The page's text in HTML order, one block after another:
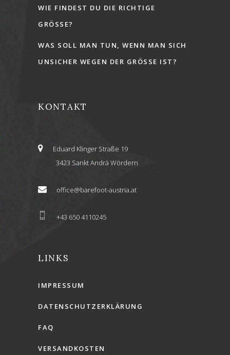
WIE FINDEST DU DIE RICHTIGE
GRÖSSE?
WAS SOLL MAN TUN, WENN MAN SICH
UNSICHER WEGEN DER GRÖSSE IST?
KONTAKT
Eduard Klinger Straße 19
3423 Sankt Andrä Wördern
office@barefoot-austria.at
+43 650 4110245
LINKS
IMPRESSUM
DATENSCHUTZERKLÄRUNG
FAQ
VERSANDKOSTEN